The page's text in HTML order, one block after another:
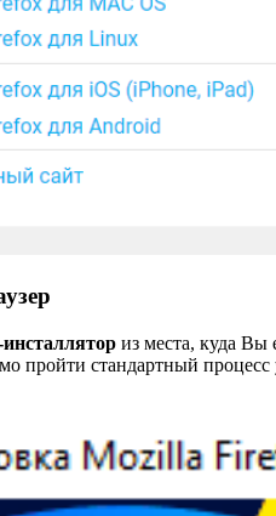
из места, куда Вы
пройти стандартный